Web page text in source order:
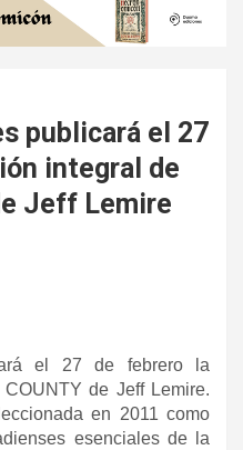
publicará el 27
integral de
Jeff Lemire
el 27 de febrero la
de Jeff Lemire.
en 2011 como
esenciales de la